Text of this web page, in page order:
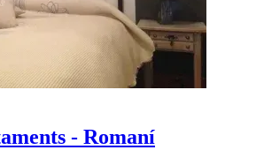
- Romaní